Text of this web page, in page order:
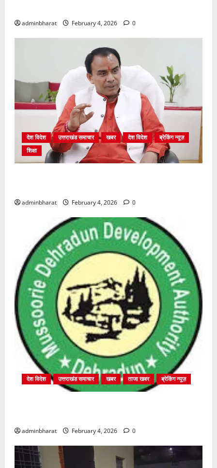
adminbharat February 4, 2026 0
देश विदेश उत्तराखंड समाचार खबर देश विदेश
ब्रेकिंग न्यूज़
शिक्षा
adminbharat February 4, 2026 0
देश विदेश उत्तराखंड समाचार खबर ताजा खबर ब्रेकिंग न्यूज़
adminbharat February 4, 2026 0